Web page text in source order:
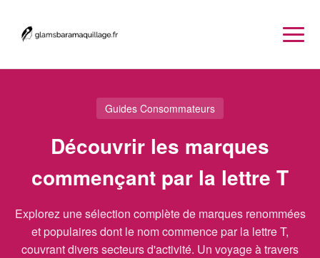
Guides Consommateurs
Découvrir les marques
commençant par la lettre T
Explorez une sélection complète de marques renommées
et populaires dont le nom commence par la lettre T,
couvrant divers secteurs d'activité. Un voyage à travers